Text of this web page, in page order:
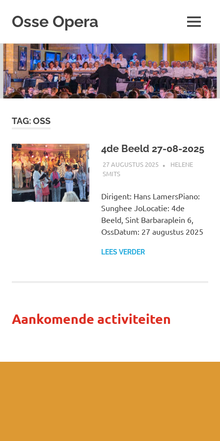
naar
inhoud
Osse Opera
1
juli
1932
–
"Begiftigd
met
Koninklijke
Juni
1982"
MENU
TAG:OSS
4de Beeld 27-08-2025
27 AUGUSTUS 2025
HELENE
SMITSTERUGBLIK
Dirigent: Hans LamersPiano:
Sunghee JoLocatie: 4de
Beeld, Sint Barbaraplein 6,
OssDatum: 27 augustus 2025
LEES VERDER
Aankomende activiteiten